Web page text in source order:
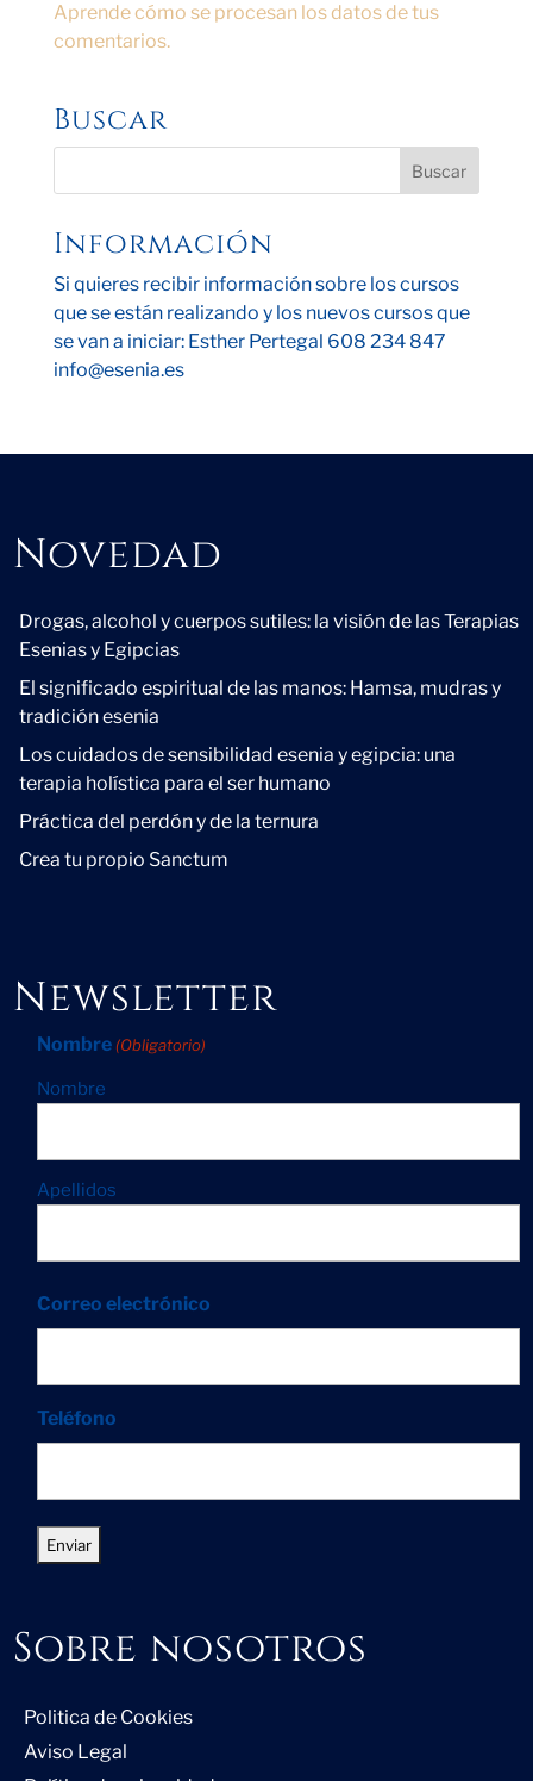
Aprende cómo se procesan los datos de tus
comentarios.
Buscar
Información
Si quieres recibir información sobre los cursos
que se están realizando y los nuevos cursos que
se van a iniciar: Esther Pertegal 608 234 847
info@esenia.es
Novedad
Drogas, alcohol y cuerpos sutiles: la visión de las Terapias
Esenias y Egipcias
El significado espiritual de las manos: Hamsa, mudras y
tradición esenia
Los cuidados de sensibilidad esenia y egipcia: una
terapia holística para el ser humano
Práctica del perdón y de la ternura
Crea tu propio Sanctum
Newsletter
Nombre (Obligatorio)
Nombre
Apellidos
Correo electrónico
Teléfono
Sobre nosotros
Politica de Cookies
Aviso Legal